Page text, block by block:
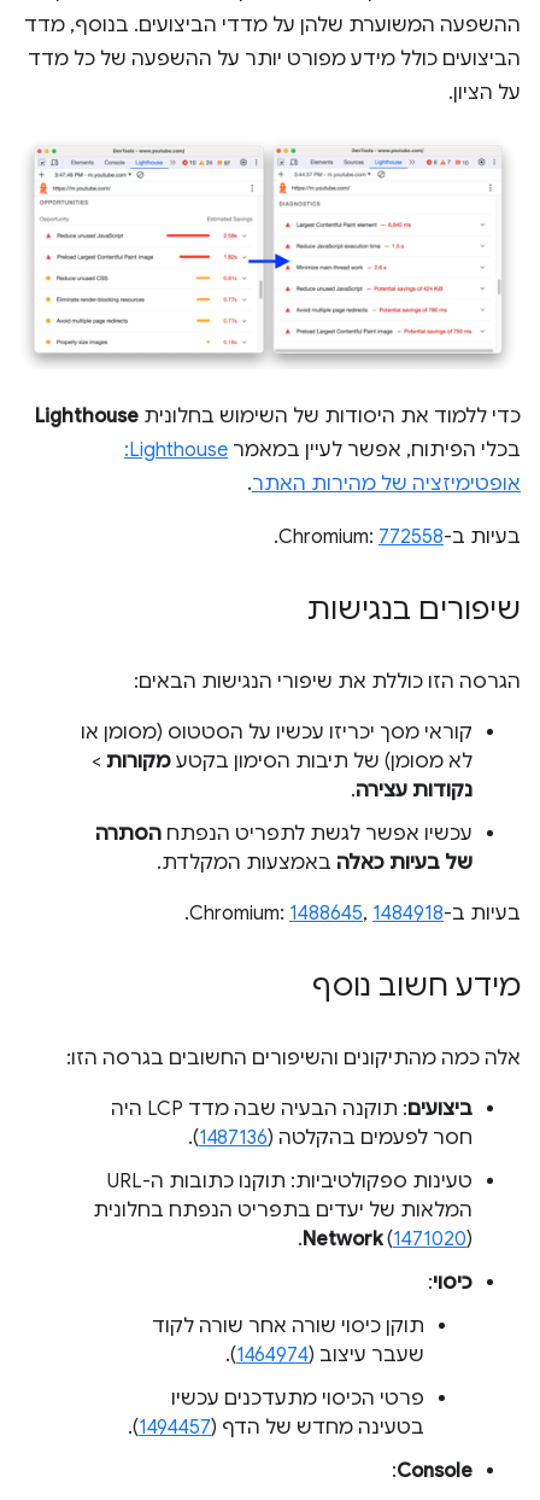
ההשפעה המשוערת שלהן על מדדי הביצועים. בנוסף, מדד
הביצועים כולל מידע מפורט יותר על ההשפעה של כל מדד
על הציון.
כדי ללמוד את היסודות של השימוש בחלונית Lighthouse
בכלי הפיתוח, אפשר לעיין במאמר
Lighthouse:
אופטימיזציה של מהירות האתר.
בעיות ב-Chromium:772558
.
שיפורים בנגישות
הגרסה הזו כוללת את שיפורי הנגישות הבאים:
קוראי מסך יכריזו עכשיו על הסטטוס (מסומן או
לא מסומן) של תיבות הסימון בקטע מקורות >
נקודות עצירה.
עכשיו אפשר לגשת לתפריט הנפתח הסתרה
של בעיות כאלה באמצעות המקלדת.
בעיות ב-Chromium: 1488645, 1484918
.
מידע חשוב נוסף
אלה כמה מהתיקונים והשיפורים החשובים בגרסה הזו:
ביצועים
: תוקנה הבעיה שבה מדד LCP היה
חסר לפעמים בהקלטה (1487136
).
טעינות ספקולטיביות: תוקנו כתובות ה-URL
המלאות של יעדים בתפריט הנפתח בחלונית
Network(1471020).
כיסוי:
תוקן כיסוי שורה אחר שורה לקוד
שעבר עיצוב (1464974
).
פרטי הכיסוי מתעדכנים עכשיו
בטעינה מחדש של הדף (1494457
).
Console
: